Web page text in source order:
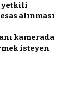
yetkili
alınması
kamerada
isteyen